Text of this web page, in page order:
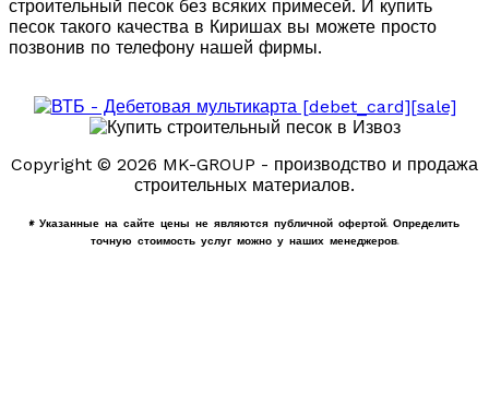
строительный песок без всяких примесей. И купить
песок такого качества в Киришах вы можете просто
позвонив по телефону нашей фирмы.
Copyright © 2026 MK-GROUP - производство и продажа
строительных материалов.
* Указанные на сайте цены не являются публичной офертой. Определить
точную стоимость услуг можно у наших менеджеров.